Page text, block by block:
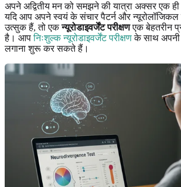
अपने अद्वितीय मन को समझने की यात्रा अक्सर एक
यदि आप अपने स्वयं के संचार पैटर्न और न्यूरोलॉजिकल
उत्सुक हैं, तो एकन्यूरोडाइवर्जेंट परीक्षणएक बेहतरीन
है। आपनिःशुल्क न्यूरोडाइवर्जेंट परीक्षणके साथ अपनी
लगाना शुरू कर सकते हैं।